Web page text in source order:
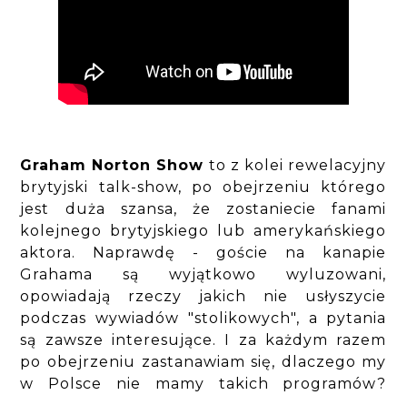
Graham Norton Showto z kolei rewelacyjny
brytyjski talk-show, po obejrzeniu którego
jest duża szansa, że zostaniecie fanami
kolejnego brytyjskiego lub amerykańskiego
aktora. Naprawdę - goście na kanapie
Grahama są wyjątkowo wyluzowani,
opowiadają rzeczy jakich nie usłyszycie
podczas wywiadów "stolikowych", a pytania
są zawsze interesujące. I za każdym razem
po obejrzeniu zastanawiam się, dlaczego my
w Polsce nie mamy takich programów?